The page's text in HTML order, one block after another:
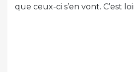
que ceux-ci s’en vont. C’est